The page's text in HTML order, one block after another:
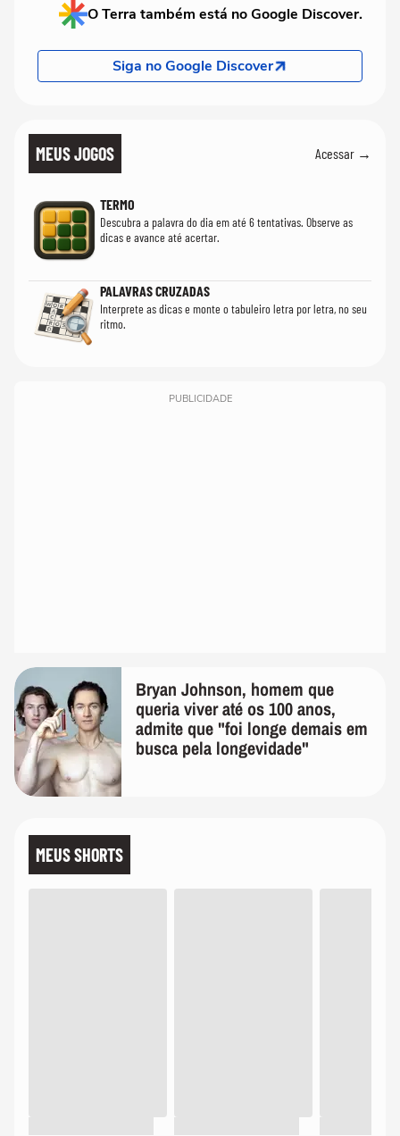
O Terra também está no Google Discover.
Siga no Google Discover
MEUS JOGOS Acessar →
TERMO
Descubra a palavra do dia em até 6 tentativas. Observe as
dicas e avance até acertar.
PALAVRAS CRUZADAS
Interprete as dicas e monte o tabuleiro letra por letra, no seu
ritmo.
PUBLICIDADE
Bryan Johnson, homem que
queria viver até os 100 anos,
admite que "foi longe demais em
busca pela longevidade"
MEUS SHORTS